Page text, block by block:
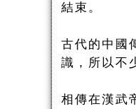
結束。
古代的中國
識，所以不
相傳在漢武